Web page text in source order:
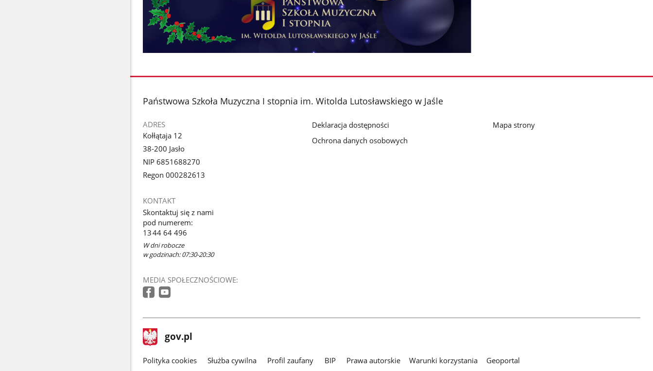
stopka
Państwowa Szkoła Muzyczna I stopnia im. Witolda Lutosławskiego w Jaśle
ADRES
Kołłątaja 12
38-200 Jasło
NIP 6851688270
Regon 000282613
KONTAKT
Skontaktuj się z nami
pod numerem:
13 44 64 496
W dni robocze
w godzinach: 07:30-20:30
MEDIA SPOŁECZNOŚCIOWE:
Deklaracja dostępności
Ochrona danych osobowych
Mapa strony
stopka
gov.pl Strona
gov.pl
gov.pl
Polityka cookies Służba cywilna Profil zaufany BIP Prawa autorskie Warunki korzystania Geoportal